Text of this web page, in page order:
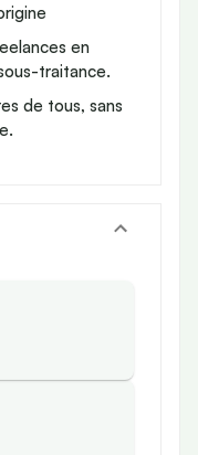
en
traitance.
de tous, sans